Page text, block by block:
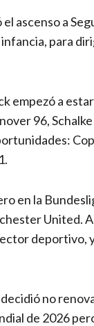
ascenso a
para
empezó a
96,
en la
United.
deportivo,
no
de 2026